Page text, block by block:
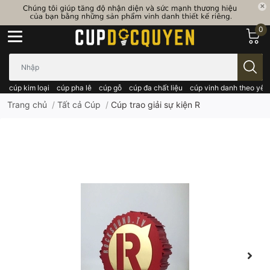
cúp kim loại cúp pha lê cúp gỗ cúp đa chất liệu cúp vinh danh theo
0
Trang chủ / Tất cả Cúp / Cúp trao giải sự kiện R